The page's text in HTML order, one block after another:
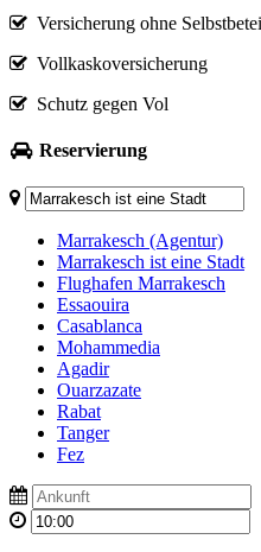
Versicherung ohne
Vollkaskoversicherung
Schutz gegen Vol
Reservierung
Marrakesch (Agentur)
Marrakesch ist eine Stadt
Flughafen Marrakesch
Essaouira
Casablanca
Mohammedia
Agadir
Ouarzazate
Rabat
Tanger
Fez